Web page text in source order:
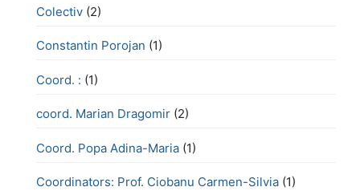
Colectiv (2)
Constantin Porojan (1)
Coord. : (1)
coord. Marian Dragomir (2)
Coord. Popa Adina-Maria (1)
Coordinators: Prof. Ciobanu Carmen-Silvia (1)